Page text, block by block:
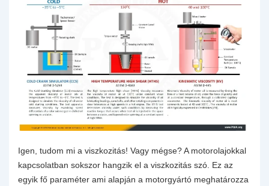
kiváltó
fontossága.
Igen, tudom mi a viszkozitás! Vagy mégse? A motorolajokkal
kapcsolatban sokszor hangzik el a viszkozitás szó. Ez az
egyik fő paraméter ami alapján a motorgyártó meghatározza